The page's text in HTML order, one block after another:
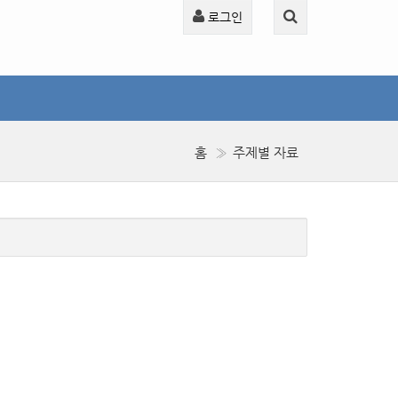
로그인
홈 주제별 자료